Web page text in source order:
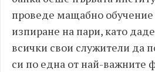
проведе мащабно
изпиране на пари, като
всички свои служители да
си по една от най-важните